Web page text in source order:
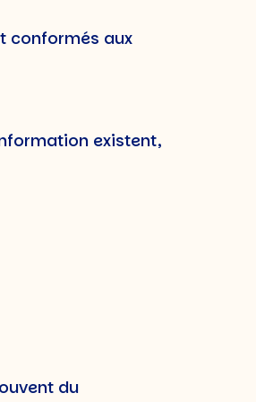
conformés aux
existent,
du